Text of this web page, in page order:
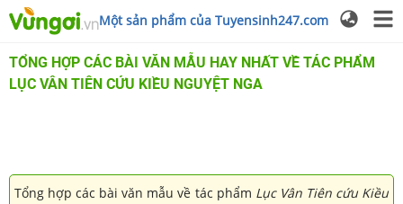
Một sản phẩm của Tuyensinh247.com
TỔNG HỢP CÁC BÀI VĂN MẪU HAY NHẤT VỀ TÁC PHẨM
LỤC VÂN TIÊN CỨU KIỀU NGUYỆT NGA
Tổng hợp các bài văn mẫu về tác phẩm Lục Vân Tiên cứu Kiều